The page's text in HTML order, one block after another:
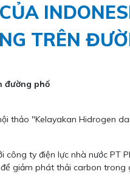
TRÊN
đường phố
thảo "Kelayakan Hidrogen
ty điện lực nhà nước PT
giảm phát thải carbon trong